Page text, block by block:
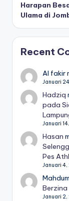
Harapan
Ulama di
Recent
Al fakir
Januari
Hadziq
pada
Januari
Hasan
Pes
Januari
Mahdum
Berzina
Januari